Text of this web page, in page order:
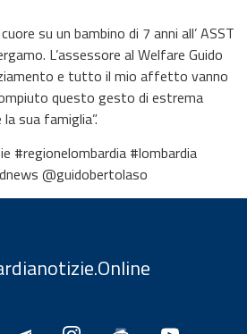
su un bambino di 7 anni all’ ASST
L’assessore al Welfare Guido
e tutto il mio affetto vanno
questo gesto di estrema
sua famiglia”.
#regionelombardia #lombardia
@guidobertolaso